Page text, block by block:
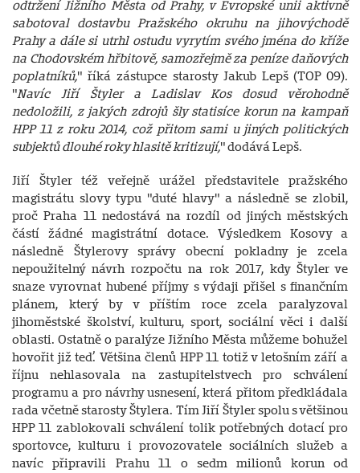
odtržení Jižního Města od Prahy, v Evropské unii aktivně
sabotoval dostavbu Pražského okruhu na jihovýchodě
Prahy a dále si utrhl ostudu vyrytím svého jména do kříže
na Chodovském hřbitově, samozřejmě za peníze daňových
poplatníků," říká zástupce starosty Jakub Lepš (TOP 09).
"Navíc Jiří Štyler a Ladislav Kos dosud věrohodně
nedoložili, z jakých zdrojů šly statisíce korun na kampaň
HPP 11 z roku 2014, což přitom sami u jiných politických
subjektů dlouhé roky hlasitě kritizují," dodává Lepš.
Jiří Štyler též veřejně urážel představitele pražského
magistrátu slovy typu "duté hlavy" a následně se zlobil,
proč Praha 11 nedostává na rozdíl od jiných městských
částí žádné magistrátní dotace. Výsledkem Kosovy a
následně Štylerovy správy obecní pokladny je zcela
nepoužitelný návrh rozpočtu na rok 2017, kdy Štyler ve
snaze vyrovnat hubené příjmy s výdaji přišel s finančním
plánem, který by v příštím roce zcela paralyzoval
jihoměstské školství, kulturu, sport, sociální věci i další
oblasti. Ostatně o paralýze Jižního Města můžeme bohužel
hovořit již teď. Většina členů HPP 11 totiž v letošním září a
říjnu nehlasovala na zastupitelstvech pro schválení
programu a pro návrhy usnesení, která přitom předkládala
rada včetně starosty Štylera. Tím Jiří Štyler spolu s většinou
HPP 11 zablokovali schválení tolik potřebných dotací pro
sportovce, kulturu i provozovatele sociálních služeb a
navíc připravili Prahu 11 o sedm milionů korun od